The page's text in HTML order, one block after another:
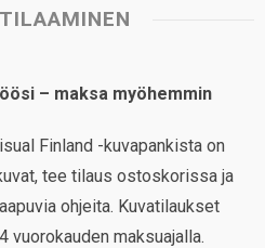
– maksa myöhemmin
Finland -kuvapankista on
tee tilaus ostoskorissa ja
ohjeita. Kuvatilaukset
vuorokauden maksuajalla.